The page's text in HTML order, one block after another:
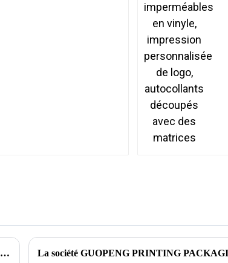
Déverrouiller la magie des autocollants : la science derrière le choix des autocollants